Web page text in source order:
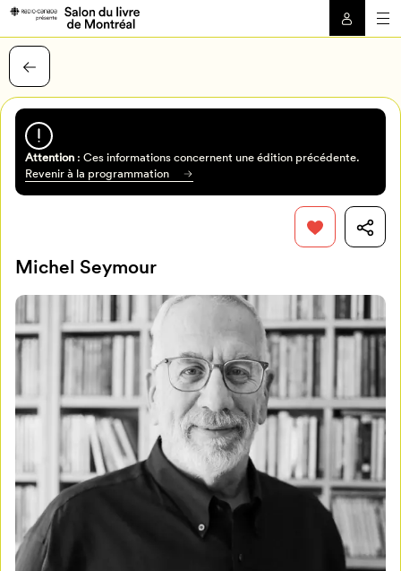
Mon Salon
Attention: Ces informations concernent une édition précédente.
Revenir à la programmation
Michel Seymour